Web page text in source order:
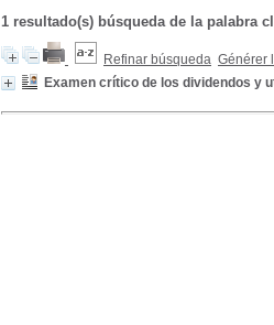
1 resultado(s) búsqueda de la palabra
Refinar búsqueda Générer
Examen crítico de los dividendos y